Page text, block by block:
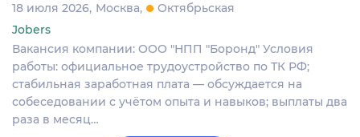
18 июля 2026 Москва
Октябрьская
Jobers
Вакансия компании: ООО "НПП "Боронд" Условия
работы: официальное трудоустройство по ТК РФ;
стабильная заработная плата — обсуждается на
собеседовании с учётом опыта и навыков; выплаты два
раза в месяц…